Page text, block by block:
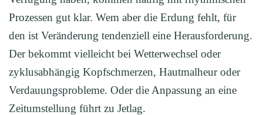
Prozessen gut klar. Wem aber die Erdung fehlt, für
den ist Veränderung tendenziell eine Herausforderung.
Der bekommt vielleicht bei Wetterwechsel oder
zyklusabhängig Kopfschmerzen, Hautmalheur oder
Verdauungsprobleme. Oder die Anpassung an eine
Zeitumstellung führt zu Jetlag.